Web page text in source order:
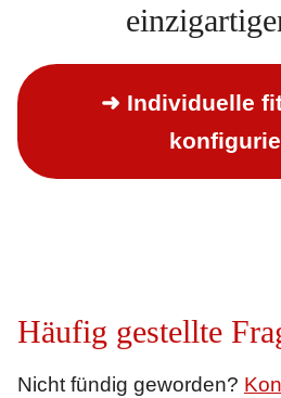
➜ Individuelle
Häufig gestellte
Nicht fündig geworden?